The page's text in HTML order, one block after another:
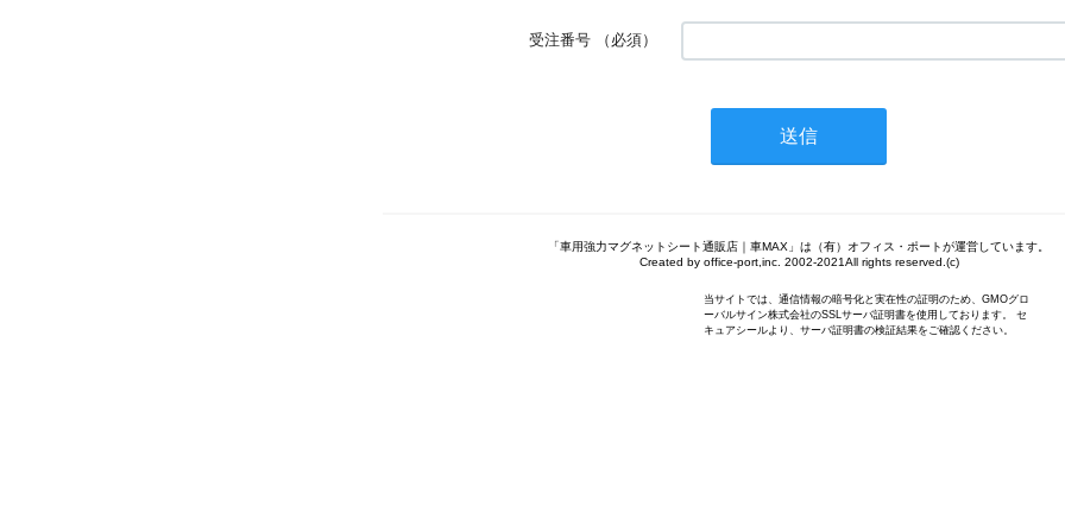
受注番号 （必須）
「車用強力マグネットシート通販店｜車MAX」は（有）オフィス・ポートが運営しています。
Created by office-port,inc. 2002-2021All rights reserved.(c)
当サイトでは、通信情報の暗号化と実在性の証明のため、GMOグロ
ーバルサイン株式会社のSSLサーバ証明書を使用しております。 セ
キュアシールより、サーバ証明書の検証結果をご確認ください。